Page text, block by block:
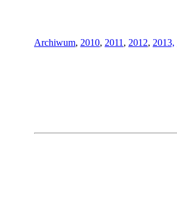
Archiwum, 2010, 2011 , 2012, 2013,